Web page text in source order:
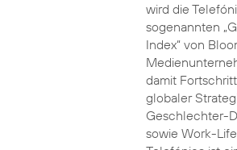
wird die
sogenannten
Index“ von
damit
globaler
Geschlechter-
sowie Work-